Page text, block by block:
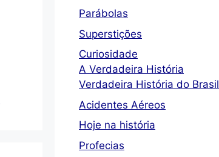
Parábolas
Superstições
Curiosidade
A Verdadeira História
Verdadeira História do Brasil
Acidentes Aéreos
Hoje na história
Profecias